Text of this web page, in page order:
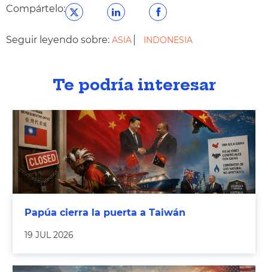
Compártelo:
Seguir leyendo sobre: ASIA INDONESIA
Te podría interesar
Papúa cierra la puerta a Taiwán
19 JUL 2026